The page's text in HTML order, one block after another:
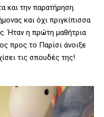
και την παρατήρηση.
και όχι πριγκίπισσα
Ήταν η πρώτη μαθήτρια
προς το Παρίσι άνοιξε
τις σπουδές της!